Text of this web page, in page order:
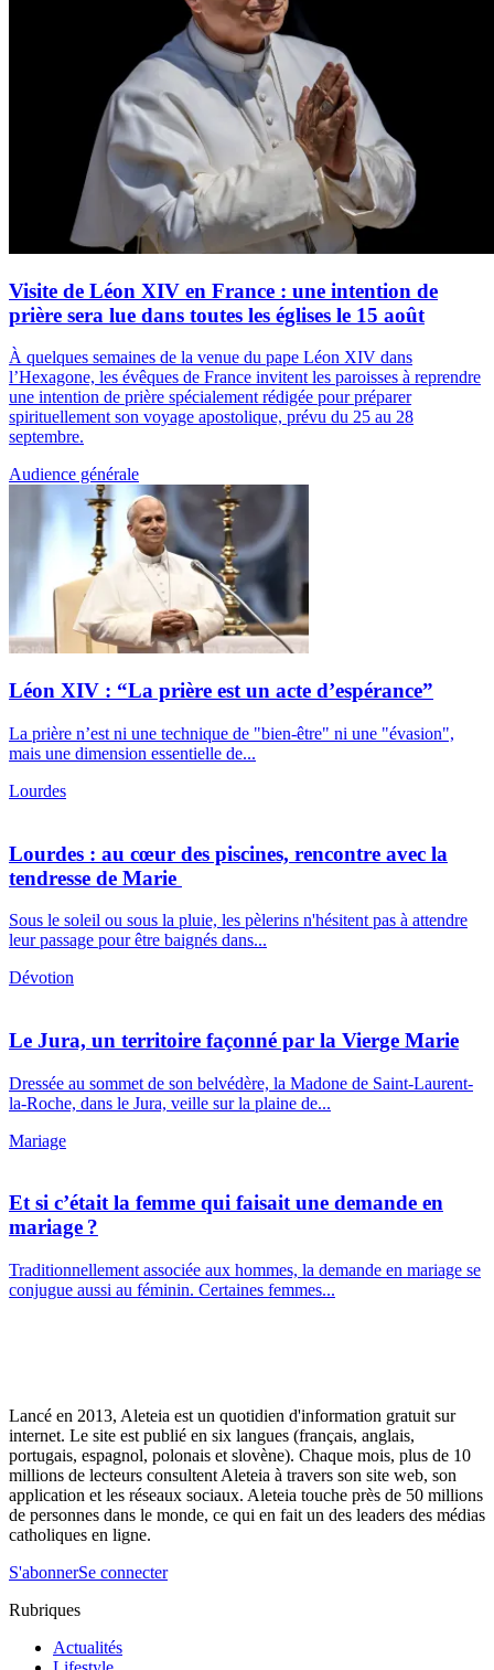
Visite de Léon XIV en France : une intention de
prière sera lue dans toutes les églises le 15 août
À quelques semaines de la venue du pape Léon XIV dans
l’Hexagone, les évêques de France invitent les paroisses à reprendre
une intention de prière spécialement rédigée pour préparer
spirituellement son voyage apostolique, prévu du 25 au 28
septembre.
Audience générale
Léon XIV : “La prière est un acte d’espérance”
La prière n’est ni une technique de "bien-être" ni une "évasion",
mais une dimension essentielle de...
Lourdes
Lourdes : au cœur des piscines, rencontre avec la
tendresse de Marie
Sous le soleil ou sous la pluie, les pèlerins n'hésitent pas à attendre
leur passage pour être baignés dans...
Dévotion
Le Jura, un territoire façonné par la Vierge Marie
Dressée au sommet de son belvédère, la Madone de Saint-Laurent-
la-Roche, dans le Jura, veille sur la plaine de...
Mariage
Et si c’était la femme qui faisait une demande en
mariage ?
Traditionnellement associée aux hommes, la demande en mariage se
conjugue aussi au féminin. Certaines femmes...
Lancé en 2013, Aleteia est un quotidien d'information gratuit sur
internet. Le site est publié en six langues (français, anglais,
portugais, espagnol, polonais et slovène). Chaque mois, plus de 10
millions de lecteurs consultent Aleteia à travers son site web, son
application et les réseaux sociaux. Aleteia touche près de 50 millions
de personnes dans le monde, ce qui en fait un des leaders des médias
catholiques en ligne.
S'abonnerSe connecter
Rubriques
Actualités